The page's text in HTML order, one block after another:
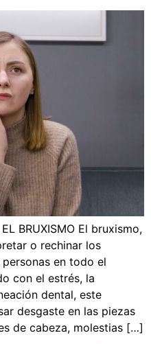
BRUXISMO El bruxismo,
o rechinar los
en todo el
con el estrés, la
dental, este
desgaste en las piezas
de cabeza, molestias […]